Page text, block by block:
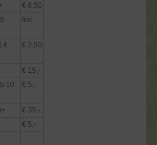
€ 6,50
frei
€ 2,50
€ 15,-
10
€ 5,-
€ 35,-
€ 5,-